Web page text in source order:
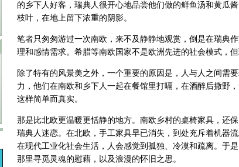
的乡下人好客，瑞典人很开心地品尝他们做的鲜鱼汤和黄瓜
枝叶，在地上留下浓重的阴影。
笔者只匆匆游过一次南欧，来不及静静地观赏，倒是在瑞典
理和感情需求。希腊等南欧国家不是欧洲先进的社会模式，
除了特有的风景美之外，一个重要的原因是，人与人之间需
力，他们在南欧和乡下人一起在餐馆里打嗝，在酒醉后撒野
这样简单而真实。
那是比北欧更温暖更恬静的地方。南欧乡村的桌椅家具，还
瑞典人迷恋。在北欧，手工家具早已消失，到处充斥着机器
在现代工业化社会生活，人会感觉到孤独、冷漠和疏离。于
那里寻觅灵魂的慰藉，以及浪漫的怀旧之思。